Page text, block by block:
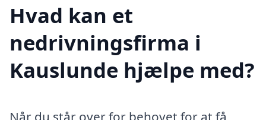
Hvad kan et
nedrivningsfirma i
Kauslunde hjælpe med?
Når du står over for behovet for at få